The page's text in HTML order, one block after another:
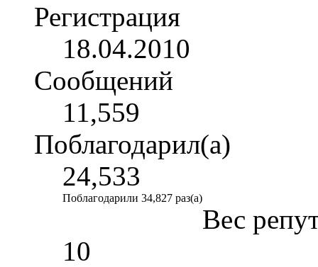
Регистрация
18.04.2010
Сообщений
11,559
Поблагодарил(а)
24,533
Поблагодарили 34,827 раз(а)
Вес
10